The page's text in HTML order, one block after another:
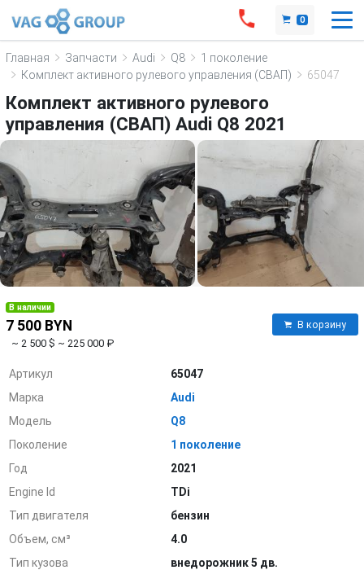
0
Главная Запчасти Audi Q8
1 поколение
Комплект активного рулевого управления (СВАП)
65047
Комплект активного рулевого
управления (СВАП) Audi Q8 2021
В наличии
7 500 BYN
~ 2 500 $ ~ 225 000 ₽
В корзину
Артикул
65047
Марка
Audi
Модель
Q8
Поколение
1 поколение
Год
2021
Engine Id
TDi
Тип двигателя
бензин
Объем, см³
4.0
Тип кузова
внедорожник 5 дв.